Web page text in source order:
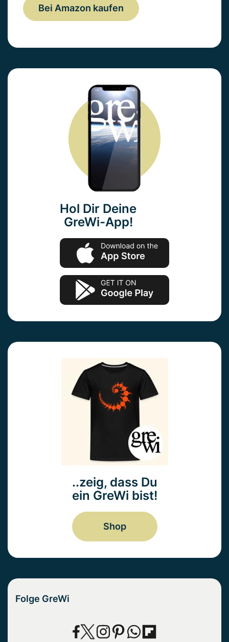
Bei Amazon kaufen
Hol Dir Deine
GreWi-App!
..zeig, dass Du
ein GreWi bist!
Shop
Folge GreWi